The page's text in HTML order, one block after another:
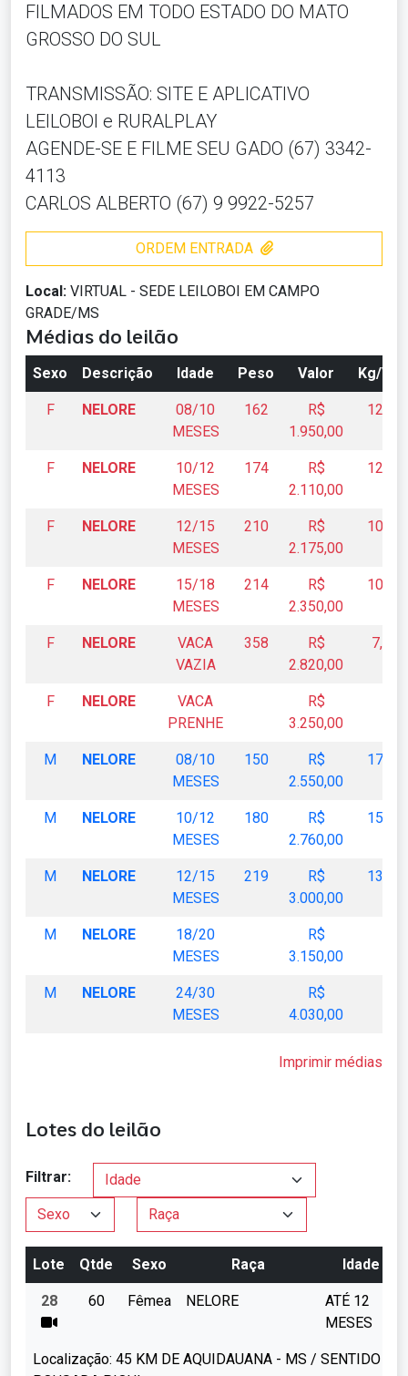
FILMADOS EM TODO ESTADO DO MATO
GROSSO DO SUL
TRANSMISSÃO: SITE E APLICATIVO
LEILOBOI e RURALPLAY
AGENDE-SE E FILME SEU GADO (67) 3342-
4113
CARLOS ALBERTO (67) 9 9922-5257
ORDEM ENTRADA
Local: VIRTUAL - SEDE LEILOBOI EM CAMPO
GRADE/MS
Médias do leilão
Sexo Descrição Idade Peso Valor Kg/
F NELORE
08/10
MESES
162
R$
1.950,00
12,03
F NELORE
10/12
MESES
174
R$
2.110,00
12,12
F NELORE
12/15
MESES
210
R$
2.175,00
10,35
F NELORE
15/18
MESES
214
R$
2.350,00
10,98
F NELORE
VACA
VAZIA
358
R$
2.820,00
7,88
F NELORE
VACA
PRENHE
R$
3.250,00
M NELORE
08/10
MESES
150
R$
2.550,00
17,00
M NELORE
10/12
MESES
180
R$
2.760,00
15,33
M NELORE
12/15
MESES
219
R$
3.000,00
13,69
M NELORE
18/20
MESES
R$
3.150,00
M NELORE
24/30
MESES
R$
4.030,00
Imprimir médias
Lotes do leilão
Filtrar:
Lote Qtde Sexo Raça Idade
28 60 Fêmea NELORE
ATÉ 12
MESES
Localização: 45 KM DE AQUIDAUANA - MS / SENTIDO